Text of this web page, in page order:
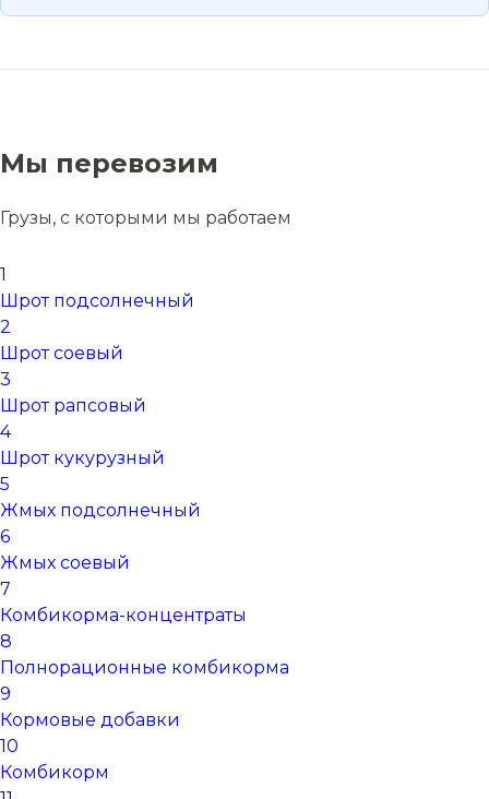
Мы перевозим
Грузы, с которыми мы работаем
1
Шрот подсолнечный
2
Шрот соевый
3
Шрот рапсовый
4
Шрот кукурузный
5
Жмых подсолнечный
6
Жмых соевый
7
Комбикорма-концентраты
8
Полнорационные комбикорма
9
Кормовые добавки
10
Комбикорм